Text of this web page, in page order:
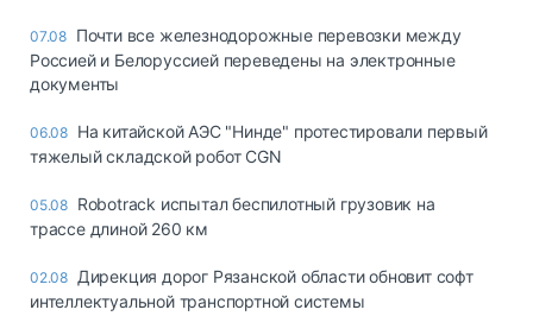
07.08 Почти все железнодорожные перевозки между
Россией и Белоруссией переведены на электронные
документы
06.08 На китайской АЭС "Нинде" протестировали первый
тяжелый складской робот CGN
05.08 Robotrack испытал беспилотный грузовик на
трассе длиной 260 км
02.08 Дирекция дорог Рязанской области обновит софт
интеллектуальной транспортной системы